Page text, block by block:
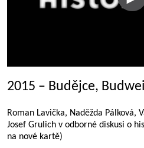
2015 – Budějce,
Roman Lavička, Naděžda Pálková,
Josef Grulich v odborné diskusi o
na nové kartě)